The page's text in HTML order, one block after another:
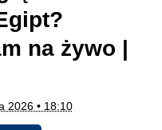
na żywo |
2026 • 18:10